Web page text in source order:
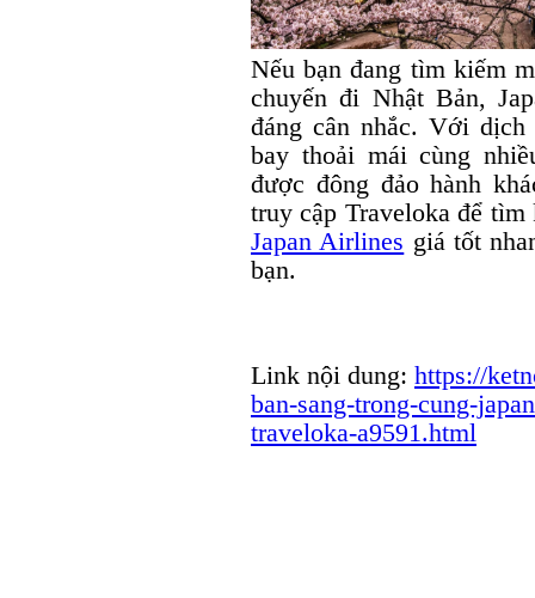
Nếu bạn đang tìm kiếm
chuyến đi Nhật Bản,
đáng cân nhắc. Với
bay thoải mái cùng
được đông đảo hành
truy cập Traveloka để
Japan Airlines giá tốt
bạn.
Link nội dung: https://
ban-sang-trong-cung-
traveloka-a9591.html